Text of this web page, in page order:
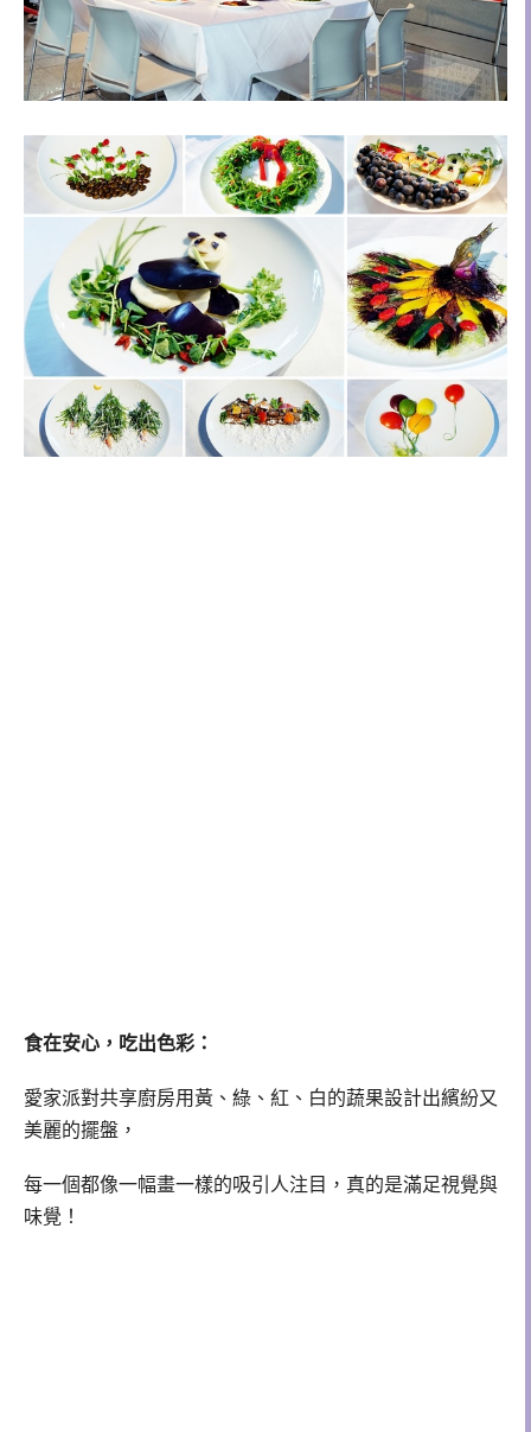
食在安心，吃出色彩：
愛家派對共享廚房用黃、綠、紅、白的蔬果設計出繽紛又
美麗的擺盤，
每一個都像一幅畫一樣的吸引人注目，真的是滿足視覺與
味覺！